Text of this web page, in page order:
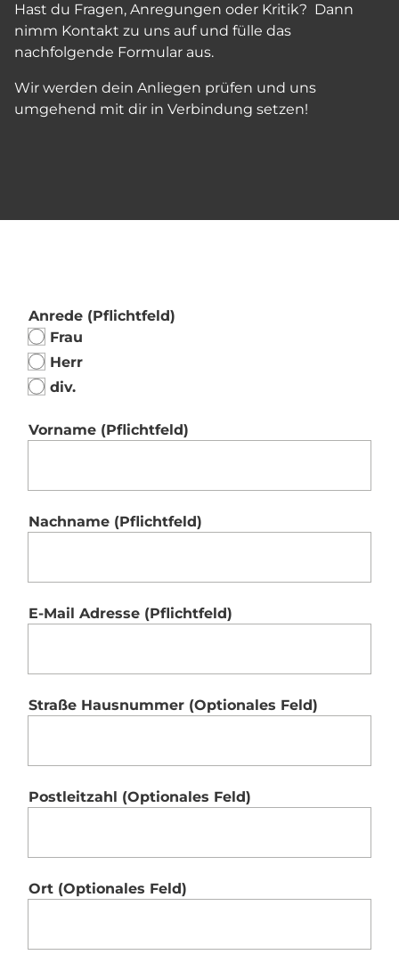
Hast du Fragen, Anregungen oder Kritik? Dann
nimm Kontakt zu uns auf und fülle das
nachfolgende Formular aus.
Wir werden dein Anliegen prüfen und uns
umgehend mit dir in Verbindung setzen!
Anrede (Pflichtfeld)
Frau
Herr
div.
Vorname (Pflichtfeld)
Nachname (Pflichtfeld)
E-Mail Adresse (Pflichtfeld)
Straße Hausnummer (Optionales Feld)
Postleitzahl (Optionales Feld)
Ort (Optionales Feld)